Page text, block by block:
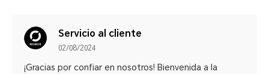
Servicio al cliente
02/08/2024
¡Gracias por confiar en nosotros! Bienvenida a la